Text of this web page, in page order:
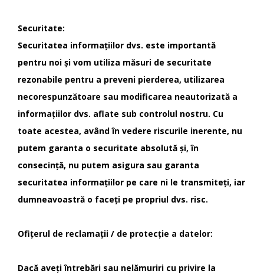
Securitate:
Securitatea informațiilor dvs. este importantă
pentru noi și vom utiliza măsuri de securitate
rezonabile pentru a preveni pierderea, utilizarea
necorespunzătoare sau modificarea neautorizată a
informațiilor dvs. aflate sub controlul nostru. Cu
toate acestea, având în vedere riscurile inerente, nu
putem garanta o securitate absolută și, în
consecință, nu putem asigura sau garanta
securitatea informațiilor pe care ni le transmiteți, iar
dumneavoastră o faceți pe propriul dvs. risc.
Ofițerul de reclamații / de protecție a datelor:
Dacă aveți întrebări sau nelămuriri cu privire la